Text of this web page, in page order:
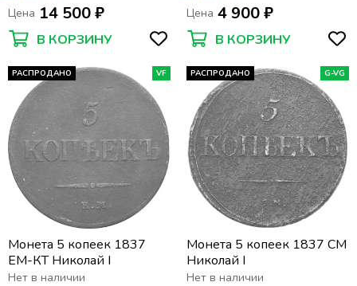
Цена 14 500 ₽
В КОРЗИНУ
Цена 4 900 ₽
В КОРЗИНУ
РАСПРОДАНО VF
Монета 5 копеек 1837
EM-КТ Николай I
Нет в наличии
РАСПРОДАНО G-VG
Монета 5 копеек 1837 СM
Николай I
Нет в наличии